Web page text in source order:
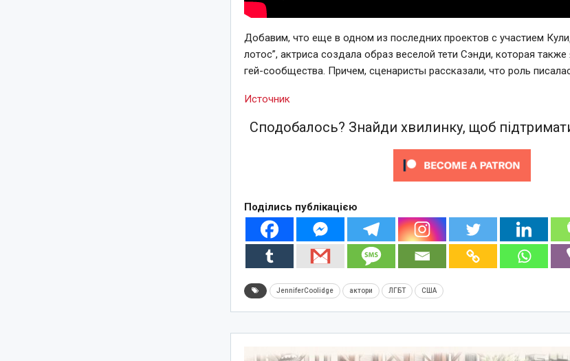
Добавим, что еще в одном из последних проектов с участием
лотос”, актриса создала образ веселой тети Сэнди, которая
гей-сообщества. Причем, сценаристы рассказали, что роль
Источник
Сподобалось? Знайди хвилинку, щоб
Поділись публікацією
JenniferCoolidge актори ЛГБТ США